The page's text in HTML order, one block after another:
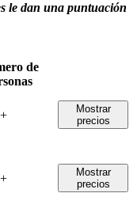
le dan una puntuación
de
+
Mostrar
precios
+
Mostrar
precios